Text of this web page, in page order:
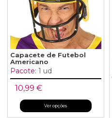
Capacete de Futebol
Americano
Pacote: 1 ud
10,99 €
Ver opções